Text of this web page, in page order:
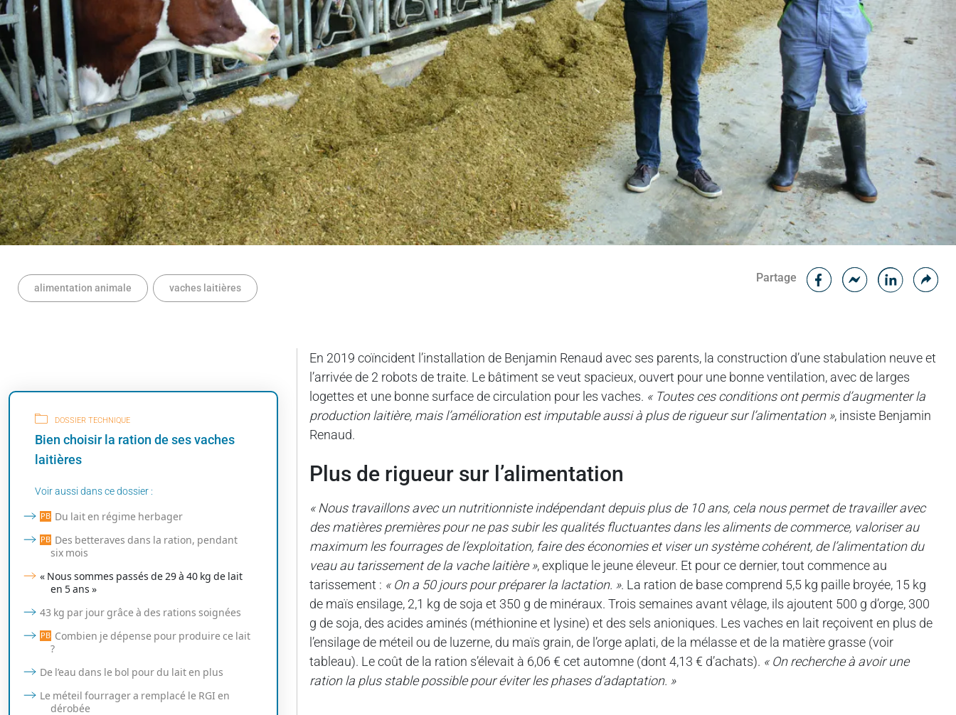
alimentation animale vaches laitières
Partage
Facebook
En 2019 coïncident l’installation de Benjamin Renaud avec ses parents, la construction d’une stabulation neuve et
l’arrivée de 2 robots de traite. Le bâtiment se veut spacieux, ouvert pour une bonne ventilation, avec de larges
logettes et une bonne surface de circulation pour les vaches. « Toutes ces conditions ont permis d’augmenter la
production laitière, mais l’amélioration est imputable aussi à plus de rigueur sur l’alimentation », insiste Benjamin
Renaud.
plus de rigueur sur l’alimentation
« Nous travaillons avec un nutritionniste indépendant depuis plus de 10 ans, cela nous permet de travailler avec
des matières premières pour ne pas subir les qualités fluctuantes dans les aliments de commerce, valoriser au
maximum les fourrages de l’exploitation, faire des économies et viser un système cohérent, de l’alimentation du
veau au tarissement de la vache laitière », explique le jeune éleveur. Et pour ce dernier, tout commence au
tarissement : « On a 50 jours pour préparer la lactation. ». La ration de base comprend 5,5 kg paille broyée, 15 kg
de maïs ensilage, 2,1 kg de soja et 350 g de minéraux. Trois semaines avant vêlage, ils ajoutent 500 g d’orge, 300
g de soja, des acides aminés (méthionine et lysine) et des sels anioniques. Les vaches en lait reçoivent en plus de
l’ensilage de méteil ou de luzerne, du maïs grain, de l’orge aplati, de la mélasse et de la matière grasse (voir
tableau). Le coût de la ration s’élevait à 6,06 € cet automne (dont 4,13 € d’achats). « On recherche à avoir une
ration la plus stable possible pour éviter les phases d’adaptation. »
DOSSIER TECHNIQUE
Bien choisir la ration de ses vaches
laitières
Voir aussi dans ce dossier :
Du lait en régime herbager
Des betteraves dans la ration, pendant
six mois
« Nous sommes passés de 29 à 40 kg de lait
en 5 ans »
43 kg par jour grâce à des rations soignées
Combien je dépense pour produire ce lait
?
De l’eau dans le bol pour du lait en plus
Le méteil fourrager a remplacé le RGI en
dérobée